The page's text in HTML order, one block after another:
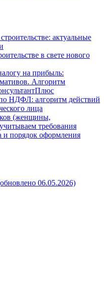
актуальные
в свете нового
на прибыль:
Алгоритм
НДФЛ: алгоритм действий
лица
(женщины,
требования
и порядок оформления
06.05.2026)